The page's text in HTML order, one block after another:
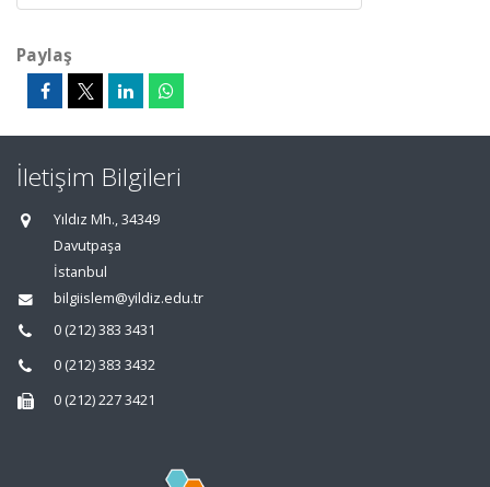
Paylaş
İletişim Bilgileri
Yıldız Mh., 34349
Davutpaşa
İstanbul
bilgiislem@yildiz.edu.tr
0 (212) 383 3431
0 (212) 383 3432
0 (212) 227 3421